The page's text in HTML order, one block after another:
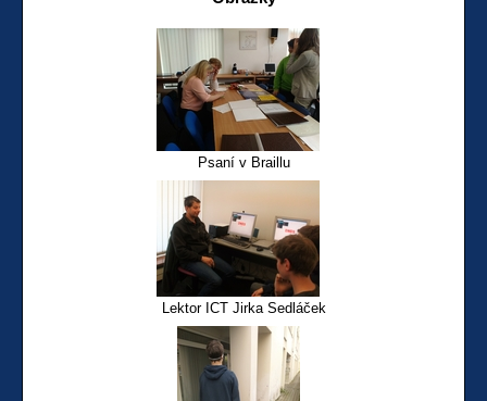
Psaní v Braillu
Lektor ICT Jirka Sedláček